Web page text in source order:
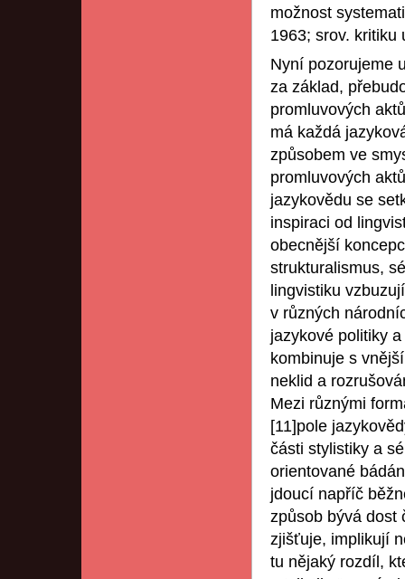
možnost
1963; srov. kritiku
Nyní pozorujeme
za základ,
promluvových
má každá
způsobem ve
promluvových
jazykovědu se
inspiraci od
obecnější
strukturalismus,
lingvistiku
v různých
jazykové politiky
kombinuje s
neklid a
Mezi různými
[11]pole
části stylistiky a
orientované
jdoucí napříč
způsob bývá dost
zjišťuje, implikují
tu nějaký rozdíl,